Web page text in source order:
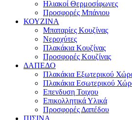
Ηλιακοί Θερμοσίφωνες
Προσφορές Μπάνιου
ΚΟΥΖΙΝΑ
Μπαταρίες Κουζίνας
Νεροχύτες
Πλακάκια Κουζίνας
Προσφορές Κουζίνας
ΔΑΠΕΔΟ
Πλακάκια Εξωτερικού
Πλακάκια Εσωτερικού
Επενδυση Τοιχου
Επικολλητικά Υλικά
Προσφορές Δαπέδου
ΠΙΣΙΝΑ